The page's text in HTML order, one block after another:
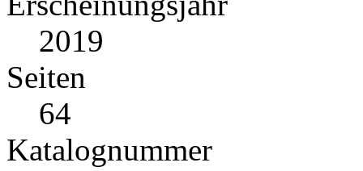
2019
Seiten
64
Katalognummer